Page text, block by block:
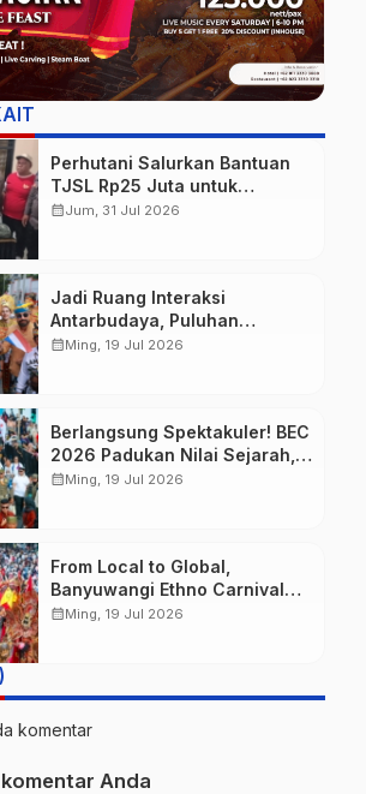
Perhutani Salurkan Bantuan
TJSL Rp25 Juta untuk
Perbaikan Jalan Warga
calendar_monthJum, 31 Jul 2026
Jadi Ruang Interaksi
Antarbudaya, Puluhan
Wisatawan Mancanegara
calendar_monthMing, 19 Jul 2026
Berlangsung Spektakuler! BEC
2026 Padukan Nilai Sejarah,
Budaya, dan Fashion Berkelas
calendar_monthMing, 19 Jul 2026
From Local to Global,
Banyuwangi Ethno Carnival
Buktikan Budaya Lokal Mampu
calendar_monthMing, 19 Jul 2026
komentar
Anda